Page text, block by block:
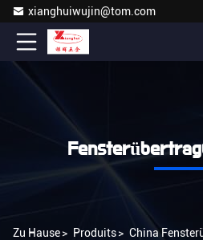
xianghuiwujin@tom.com
Zu Hause> Produits> China